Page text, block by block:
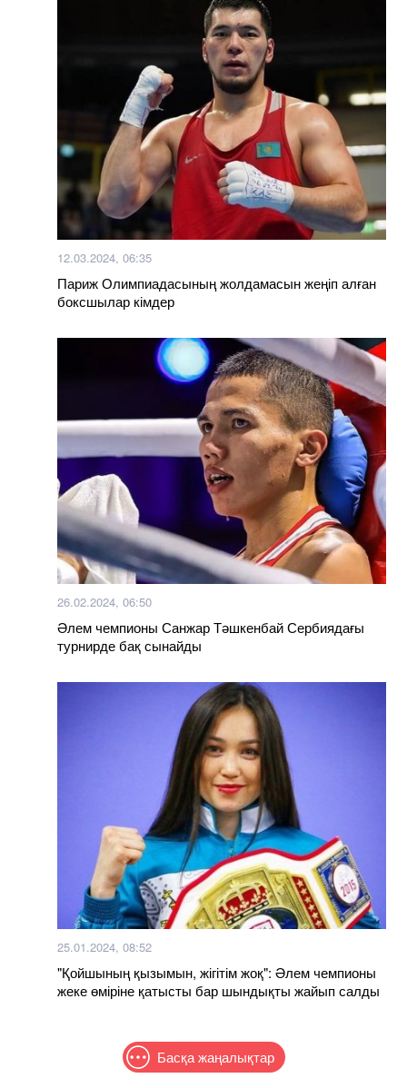
12.03.2024, 06:35
Париж Олимпиадасының жолдамасын жеңіп алған
боксшылар кімдер
26.02.2024, 06:50
Әлем чемпионы Санжар Тәшкенбай Сербиядағы
турнирде бақ сынайды
25.01.2024, 08:52
"Қойшының қызымын, жігітім жоқ": Әлем чемпионы
жеке өміріне қатысты бар шындықты жайып салды
Басқа жаңалықтар